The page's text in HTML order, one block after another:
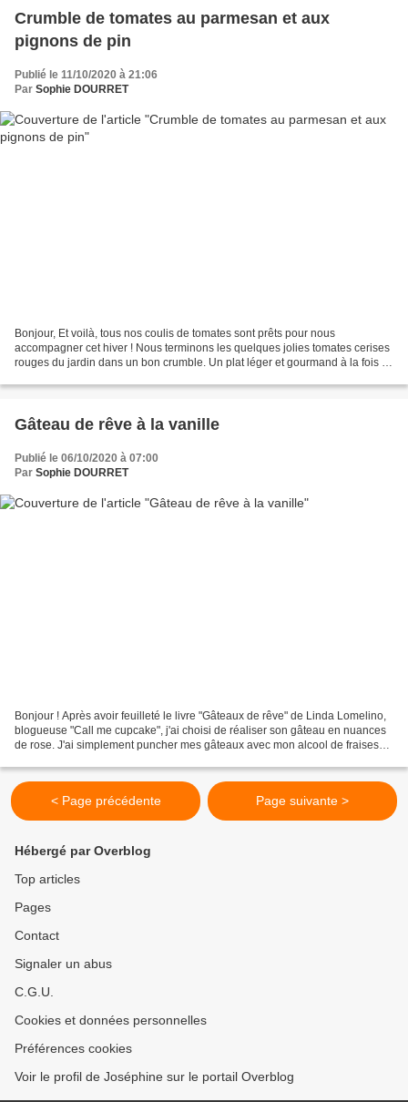
Crumble de tomates au parmesan et aux
pignons de pin
Publié le 11/10/2020 à 21:06
Par Sophie DOURRET
Bonjour, Et voilà, tous nos coulis de tomates sont prêts pour nous
accompagner cet hiver ! Nous terminons les quelques jolies tomates cerises
rouges du jardin dans un bon crumble. Un plat léger et gourmand à la fois !
Gâteau de rêve à la vanille
Publié le 06/10/2020 à 07:00
Par Sophie DOURRET
Bonjour ! Après avoir feuilleté le livre "Gâteaux de rêve" de Linda Lomelino,
blogueuse "Call me cupcake", j'ai choisi de réaliser son gâteau en nuances
de rose. J'ai simplement puncher mes gâteaux avec mon alcool de fraises
< Page précédente Page suivante >
Hébergé par Overblog
Top articles
Pages
Contact
Signaler un abus
C.G.U.
Cookies et données personnelles
Préférences cookies
Voir le profil de Joséphine sur le portail Overblog